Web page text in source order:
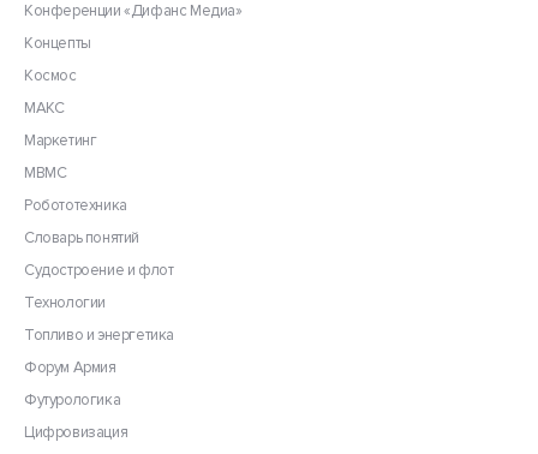
Конференции «Дифанс Медиа»
Концепты
Космос
МАКС
Маркетинг
МВМС
Робототехника
Словарь понятий
Судостроение и флот
Технологии
Топливо и энергетика
Форум Армия
Футурологика
Цифровизация